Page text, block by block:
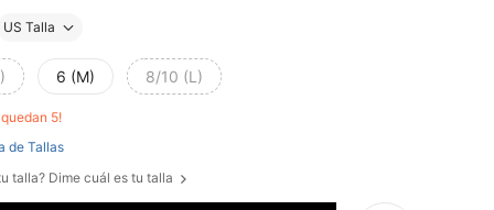
US Talla
6 (M) 8/10 (L)
quedan 5!
de Tallas
talla? Dime cuál es tu talla